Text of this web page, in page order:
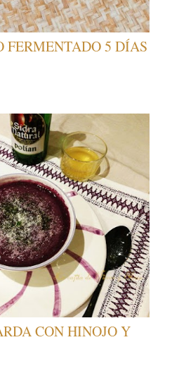
FERMENTADO 5 DÍAS
CON HINOJO Y